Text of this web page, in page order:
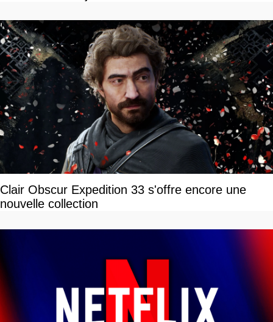
Clair Obscur Expedition 33 s'offre encore une
nouvelle collection